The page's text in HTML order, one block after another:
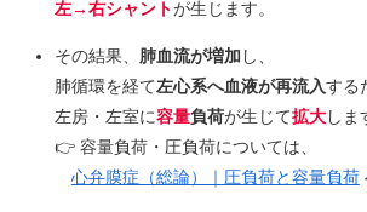
左→右シャントが生じます。
その結果、 肺血流が増加 し、
肺循環を経て左心系へ血液が再流入する
左房・左室に容量負荷が生じて拡大しま
👉 容量負荷・圧負荷については、
心弁膜症（総論）｜圧負荷と容量負荷